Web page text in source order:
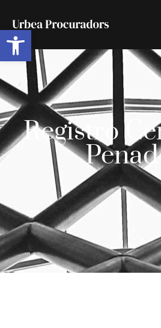
Abrir barra de
Registro